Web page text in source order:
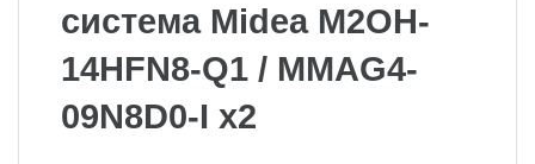
система Midea M2OH-
14HFN8-Q1 / MMAG4-
09N8D0-I x2